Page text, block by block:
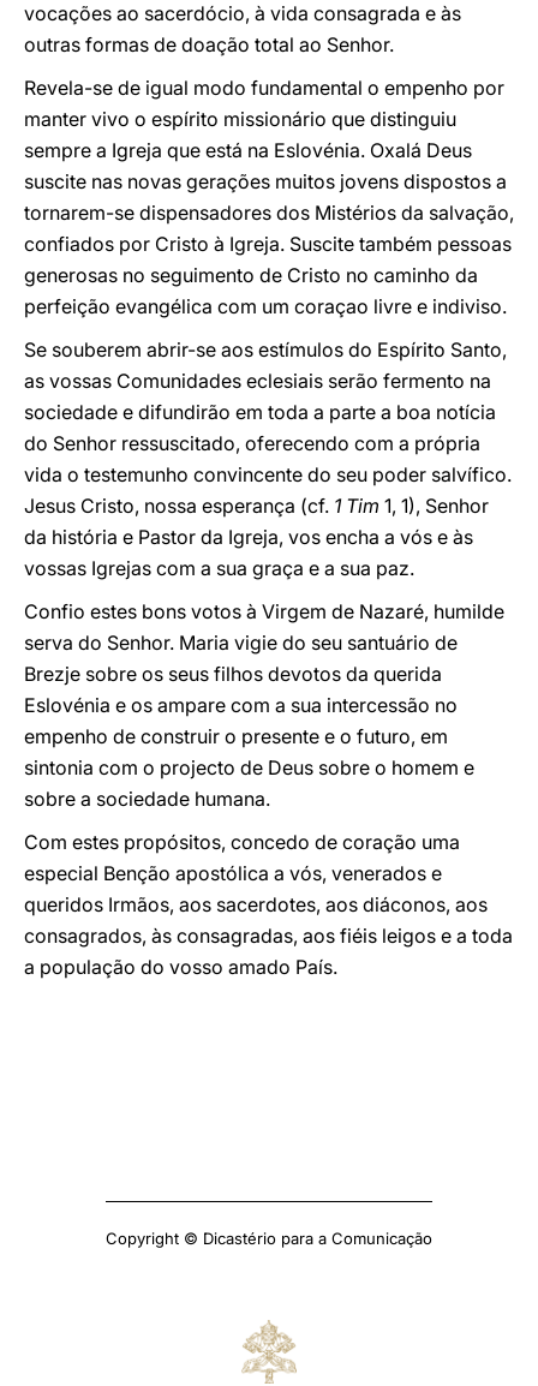
vocações ao sacerdócio, à vida consagrada e às
outras formas de doação total ao Senhor.
Revela-se de igual modo fundamental o empenho por
manter vivo o espírito missionário que distinguiu
sempre a Igreja que está na Eslovénia. Oxalá Deus
suscite nas novas gerações muitos jovens dispostos a
tornarem-se dispensadores dos Mistérios da salvação,
confiados por Cristo à Igreja. Suscite também pessoas
generosas no seguimento de Cristo no caminho da
perfeição evangélica com um coraçao livre e indiviso.
Se souberem abrir-se aos estímulos do Espírito Santo,
as vossas Comunidades eclesiais serão fermento na
sociedade e difundirão em toda a parte a boa notícia
do Senhor ressuscitado, oferecendo com a própria
vida o testemunho convincente do seu poder salvífico.
Jesus Cristo, nossa esperança (cf. 1 Tim 1, 1), Senhor
da história e Pastor da Igreja, vos encha a vós e às
vossas Igrejas com a sua graça e a sua paz.
Confio estes bons votos à Virgem de Nazaré, humilde
serva do Senhor. Maria vigie do seu santuário de
Brezje sobre os seus filhos devotos da querida
Eslovénia e os ampare com a sua intercessão no
empenho de construir o presente e o futuro, em
sintonia com o projecto de Deus sobre o homem e
sobre a sociedade humana.
Com estes propósitos, concedo de coração uma
especial Benção apostólica a vós, venerados e
queridos Irmãos, aos sacerdotes, aos diáconos, aos
consagrados, às consagradas, aos fiéis leigos e a toda
a população do vosso amado País.
Copyright © Dicastério para a Comunicação